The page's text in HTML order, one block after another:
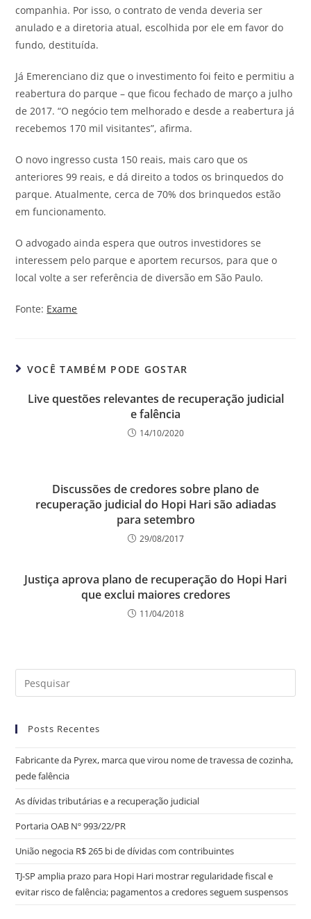
companhia. Por isso, o contrato de venda deveria ser
anulado e a diretoria atual, escolhida por ele em favor do
fundo, destituída.
Já Emerenciano diz que o investimento foi feito e permitiu a
reabertura do parque – que ficou fechado de março a julho
de 2017. “O negócio tem melhorado e desde a reabertura já
recebemos 170 mil visitantes”, afirma.
O novo ingresso custa 150 reais, mais caro que os
anteriores 99 reais, e dá direito a todos os brinquedos do
parque. Atualmente, cerca de 70% dos brinquedos estão
em funcionamento.
O advogado ainda espera que outros investidores se
interessem pelo parque e aportem recursos, para que o
local volte a ser referência de diversão em São Paulo.
Fonte: Exame
VOCÊ TAMBÉM PODE GOSTAR
Live questões relevantes de recuperação judicial
e falência
14/10/2020
Discussões de credores sobre plano de
recuperação judicial do Hopi Hari são adiadas
para setembro
29/08/2017
Justiça aprova plano de recuperação do Hopi Hari
que exclui maiores credores
11/04/2018
Posts Recentes
Fabricante da Pyrex, marca que virou nome de travessa de cozinha,
pede falência
As dívidas tributárias e a recuperação judicial
Portaria OAB Nº 993/22/PR
União negocia R$ 265 bi de dívidas com contribuintes
TJ-SP amplia prazo para Hopi Hari mostrar regularidade fiscal e
evitar risco de falência; pagamentos a credores seguem suspensos